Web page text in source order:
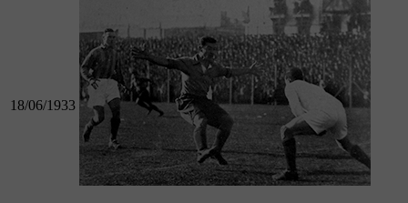
18/06/1933